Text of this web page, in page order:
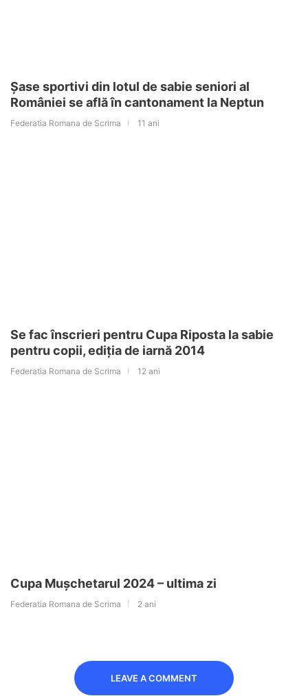
Șase sportivi din lotul de sabie seniori al
României se află în cantonament la Neptun
Federatia Romana de Scrima 11 ani
Se fac înscrieri pentru Cupa Riposta la sabie
pentru copii, ediția de iarnă 2014
Federatia Romana de Scrima 12 ani
Cupa Mușchetarul 2024 – ultima zi
Federatia Romana de Scrima 2 ani
LEAVE A COMMENT